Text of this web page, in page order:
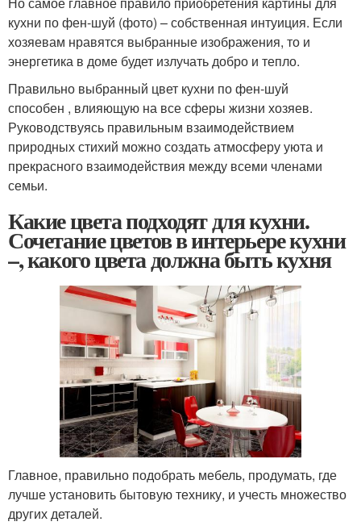
кухни по фен-шуй (фото) – собственная интуиция. Если
хозяевам нравятся выбранные изображения, то и
энергетика в доме будет излучать добро и тепло.
Правильно выбранный цвет кухни по фен-шуй
способен , влияющую на все сферы жизни хозяев.
Руководствуясь правильным взаимодействием
природных стихий можно создать атмосферу уюта и
прекрасного взаимодействия между всеми членами
семьи.
Какие цвета подходят для кухни.
Сочетание цветов в интерьере кухни
–, какого цвета должна быть кухня
Главное, правильно подобрать мебель, продумать, где
лучше установить бытовую технику, и учесть множество
других деталей.